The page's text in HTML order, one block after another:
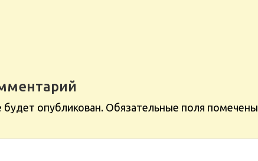
будет опубликован. Обязательные поля помечены